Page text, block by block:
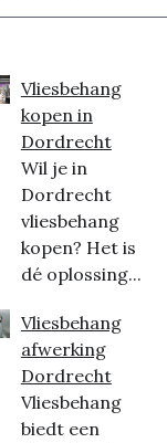
Vliesbehang
kopen in
Dordrecht
Wil je in
Dordrecht
vliesbehang
kopen? Het is
dé oplossing...
Vliesbehang
afwerking
Dordrecht
Vliesbehang
biedt een